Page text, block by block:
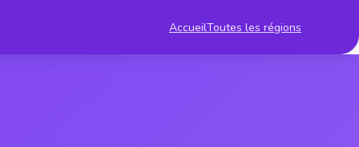
AccueilToutes les régions